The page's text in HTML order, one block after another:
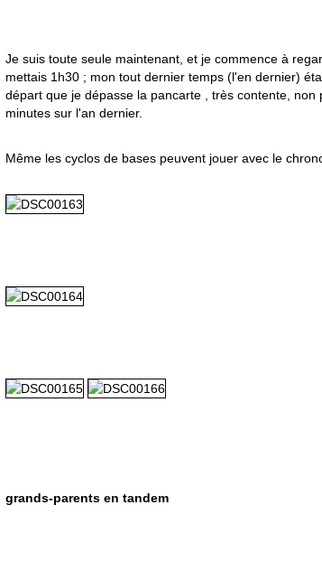
Je suis toute seule maintenant, et je commence à
mettais 1h30 ; mon tout dernier temps (l'en dernier)
départ que je dépasse la pancarte , très contente,
minutes sur l'an dernier.
Même les cyclos de bases peuvent jouer avec le chrono
avec un
grands-parents en tandem